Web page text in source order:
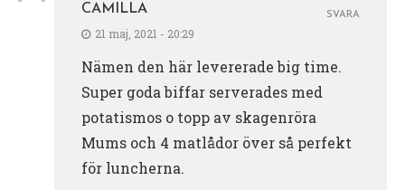
CAMILLA
21 maj, 2021 - 20:29
Nämen den här levererade big time.
Super goda biffar serverades med
potatismos o topp av skagenröra
Mums och 4 matlådor över så perfekt
för luncherna.
SVARA